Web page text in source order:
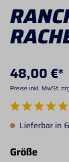
48,00 €*
Preise inkl. MwSt.
Durchschnittliche
Lieferbar in
Größe